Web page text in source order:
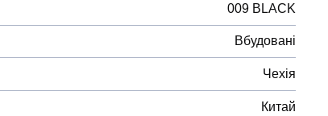
009 BLACK
Вбудовані
Чехія
Китай